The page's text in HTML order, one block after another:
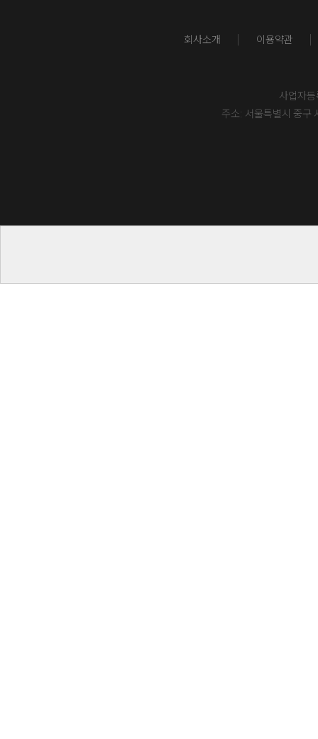
회사소개 이용약관
사업자
주소: 서울특별시 중구